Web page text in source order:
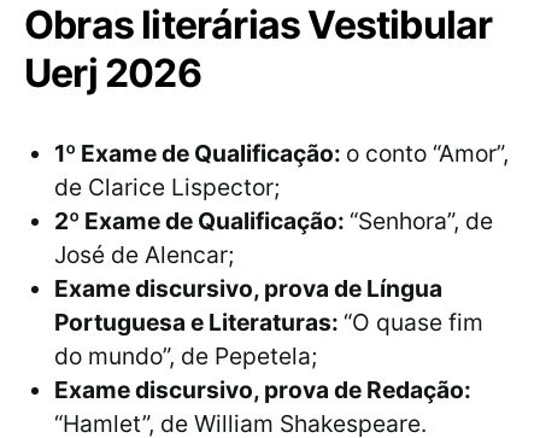
Obras literárias Vestibular
Uerj 2026
1º Exame de Qualificação: o conto “Amor”,
de Clarice Lispector;
2º Exame de Qualificação: “Senhora”, de
José de Alencar;
Exame discursivo, prova de Língua
Portuguesa e Literaturas: “O quase fim
do mundo”, de Pepetela;
Exame discursivo, prova de Redação:
“Hamlet”, de William Shakespeare.